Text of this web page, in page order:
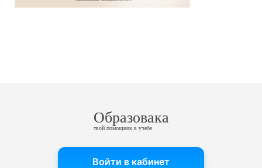
Образовака
твой помощник в учебе
Войти в кабинет